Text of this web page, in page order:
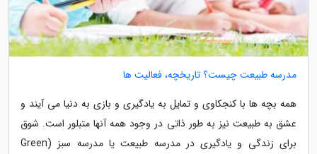
مدرسه طبیعت چیست؟ تاریخچه، فعالیت ها
همه بچه ها با کنجکاوی و تمایل به یادگیری و بازی به دنیا می آیند و
عشق به طبیعت نیز به طور ذاتی در وجود همه آنها متبلور است. شوق
برای زندگی و یادگیری در مدرسه طبیعت یا مدرسه سبز (Green